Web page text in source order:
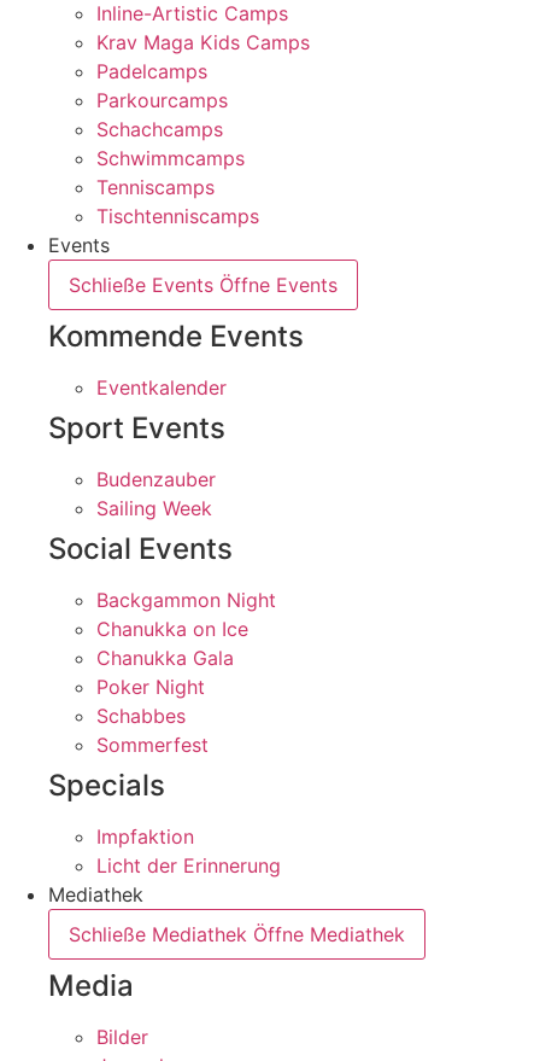
Inline-Artistic Camps
Krav Maga Kids Camps
Padelcamps
Parkourcamps
Schachcamps
Schwimmcamps
Tenniscamps
Tischtenniscamps
Events
Schließe Events Öffne Events
Kommende Events
Eventkalender
Sport Events
Budenzauber
Sailing Week
Social Events
Backgammon Night
Chanukka on Ice
Chanukka Gala
Poker Night
Schabbes
Sommerfest
Specials
Impfaktion
Licht der Erinnerung
Mediathek
Schließe Mediathek Öffne Mediathek
Media
Bilder